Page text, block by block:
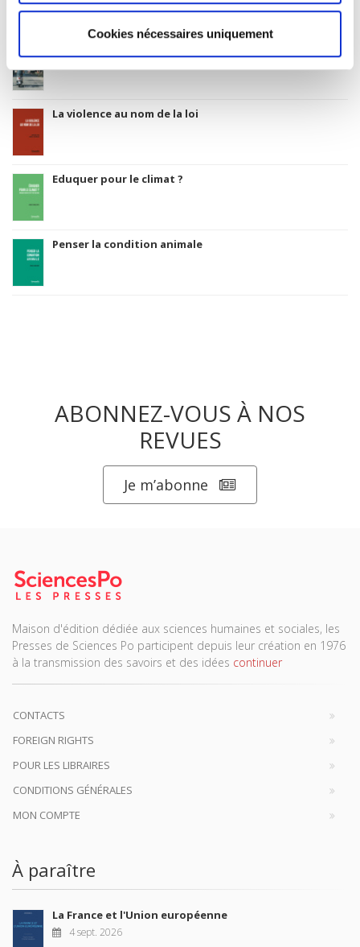
Cookies nécessaires uniquement
Rome, promenades sociologiques
La violence au nom de la loi
Eduquer pour le climat ?
Penser la condition animale
ABONNEZ-VOUS À NOS
REVUES
Je m’abonne
Maison d'édition dédiée aux sciences humaines et sociales, les
Presses de Sciences Po participent depuis leur création en 1976
à la transmission des savoirs et des idées continuer
CONTACTS
FOREIGN RIGHTS
POUR LES LIBRAIRES
CONDITIONS GÉNÉRALES
MON COMPTE
À paraître
La France et l'Union européenne
4 sept. 2026